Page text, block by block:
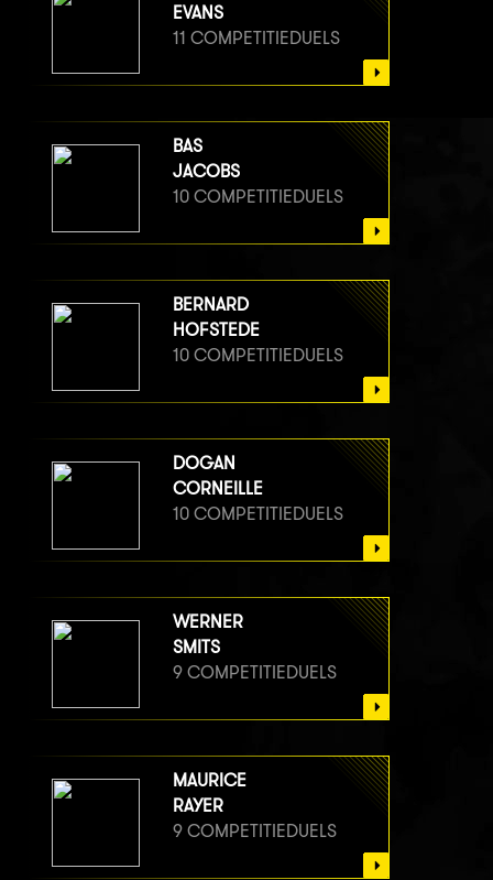
EVANS
11 COMPETITIEDUELS
BAS
JACOBS
10 COMPETITIEDUELS
BERNARD
HOFSTEDE
10 COMPETITIEDUELS
DOGAN
CORNEILLE
10 COMPETITIEDUELS
WERNER
SMITS
9 COMPETITIEDUELS
MAURICE
RAYER
9 COMPETITIEDUELS